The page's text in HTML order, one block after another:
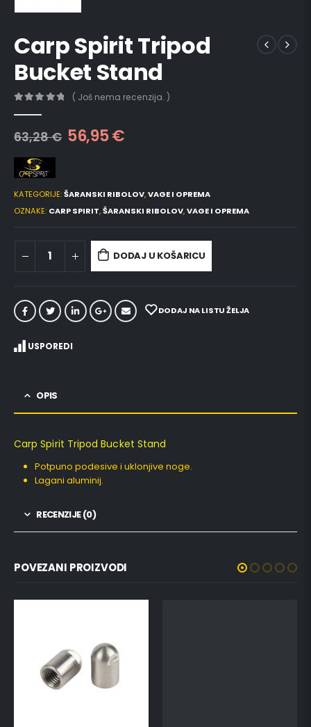
Carp Spirit Tripod
Bucket Stand
( Još nema recenzija. )
63,28€ 56,95€
KATEGORIJE:ŠARANSKI RIBOLOV,VAGE I OPREMA
OZNAKE: CARP SPIRIT,ŠARANSKI RIBOLOV,VAGE I OPREMA
DODAJ U KOŠARICU
DODAJ NA LISTU ŽELJA
USPOREDI
OPIS
Carp Spirit Tripod Bucket Stand
Potpuno podesive i uklonjive noge.
Lagani aluminij.
RECENZIJE (0)
POVEZANI PROIZVODI